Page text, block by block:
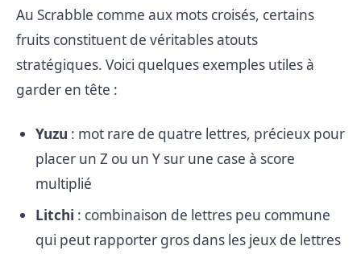
Au Scrabble comme aux mots croisés, certains
fruits constituent de véritables atouts
stratégiques. Voici quelques exemples utiles à
garder en tête :
Yuzu : mot rare de quatre lettres, précieux pour
placer un Z ou un Y sur une case à score
multiplié
Litchi : combinaison de lettres peu commune
qui peut rapporter gros dans les jeux de lettres